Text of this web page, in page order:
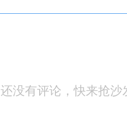
还没有评论，快来抢沙